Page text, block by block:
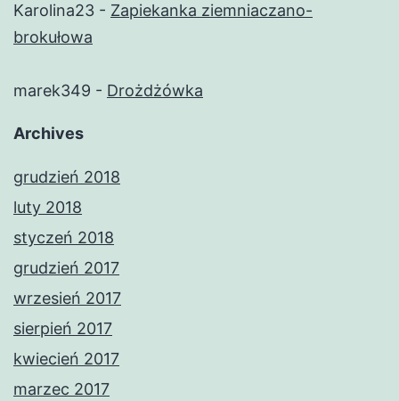
Karolina23 - Zapiekanka ziemniaczano-
brokułowa
marek349 - Drożdżówka
Archives
grudzień 2018
luty 2018
styczeń 2018
grudzień 2017
wrzesień 2017
sierpień 2017
kwiecień 2017
marzec 2017